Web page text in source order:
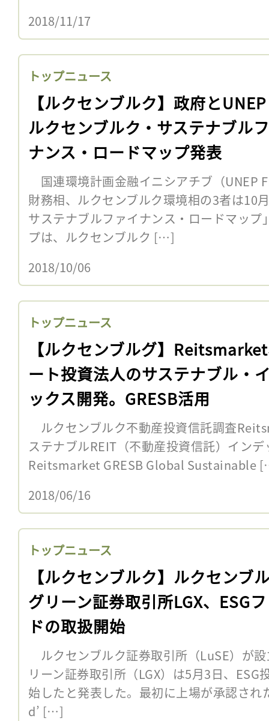
2018/11/17
トップニュース
【ルクセンブルク】政府と
ルクセンブルク・サステナブル
ナンス・ロードマップ発表
国連環境計画金融イニシアチブ（UNEP
財務相、ルクセンブルク環境相の3者は10
サステナブルファイナンス・ロードマッ
プは、ルクセンブルク […]
2018/10/06
トップニュース
【ルクセンブルグ】
ート投資法人のサステナブル・
ックス開発。GRESB活用
ルクセンブルク不動産投資信託調査
ステナブルREIT（不動産投資信託）イン
Reitsmarket GRESB Global Sustainable
2018/06/16
トップニュース
【ルクセンブルク】ルクセンブ
グリーン証券取引所LGX、ESG
ドの取扱開始
ルクセンブルク証券取引所（LuSE）が
リーン証券取引所（LGX）は5月3日、
始したと発表した。最初に上場が承認さ
d’ […]